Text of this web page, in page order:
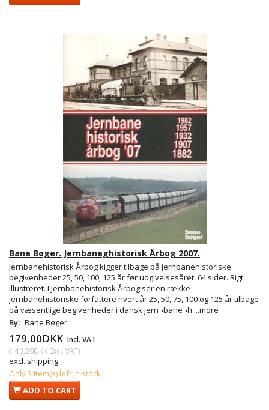
Bane Bøger. Jernbaneghistorisk Årbog 2007.
Jernbanehistorisk Årbog kigger tilbage på jernbanehistoriske
begivenheder 25, 50, 100, 125 år før udgivelsesåret. 64 sider. Rigt
illustreret. I Jernbanehistorisk Årbog ser en række
jernbanehistoriske forfattere hvert år 25, 50, 75, 100 og 125 år tilbage
på væsentlige begivenheder i dansk jern¬bane¬h ...more
By: Bane Bøger
179,00DKK Incl. VAT
(143,20DKK Excl. VAT)
excl. shipping
Only 3 item(s) left in stock
ADD TO CART